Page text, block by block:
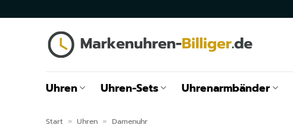
Uhren Uhren-Sets Uhrenarmbänder
Start » Uhren » Damenuhr